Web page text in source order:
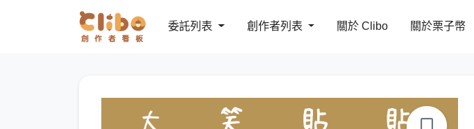
委託列表 創作者列表 關於 Clibo 關於栗子幣